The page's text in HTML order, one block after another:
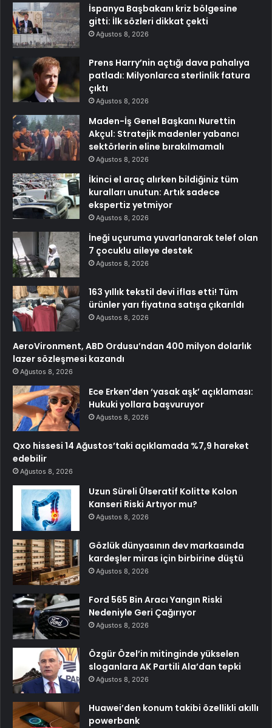
İspanya Başbakanı kriz bölgesine
gitti: İlk sözleri dikkat çekti
Ağustos 8, 2026
Prens Harry’nin açtığı dava pahalıya
patladı: Milyonlarca sterlinlik fatura
çıktı
Ağustos 8, 2026
Maden-İş Genel Başkanı Nurettin
Akçul: Stratejik madenler yabancı
sektörlerin eline bırakılmamalı
Ağustos 8, 2026
İkinci el araç alırken bildiğiniz tüm
kuralları unutun: Artık sadece
ekspertiz yetmiyor
Ağustos 8, 2026
İneği uçuruma yuvarlanarak telef olan
7 çocuklu aileye destek
Ağustos 8, 2026
163 yıllık tekstil devi iflas etti! Tüm
ürünler yarı fiyatına satışa çıkarıldı
Ağustos 8, 2026
AeroVironment, ABD Ordusu’ndan 400 milyon dolarlık
lazer sözleşmesi kazandı
Ağustos 8, 2026
Ece Erken’den ‘yasak aşk’ açıklaması:
Hukuki yollara başvuruyor
Ağustos 8, 2026
Qxo hissesi 14 Ağustos’taki açıklamada %7,9 hareket
edebilir
Ağustos 8, 2026
Uzun Süreli Ülseratif Kolitte Kolon
Kanseri Riski Artıyor mu?
Ağustos 8, 2026
Gözlük dünyasının dev markasında
kardeşler miras için birbirine düştü
Ağustos 8, 2026
Ford 565 Bin Aracı Yangın Riski
Nedeniyle Geri Çağırıyor
Ağustos 8, 2026
Özgür Özel’in mitinginde yükselen
sloganlara AK Partili Ala’dan tepki
Ağustos 8, 2026
Huawei’den konum takibi özellikli akıllı
powerbank